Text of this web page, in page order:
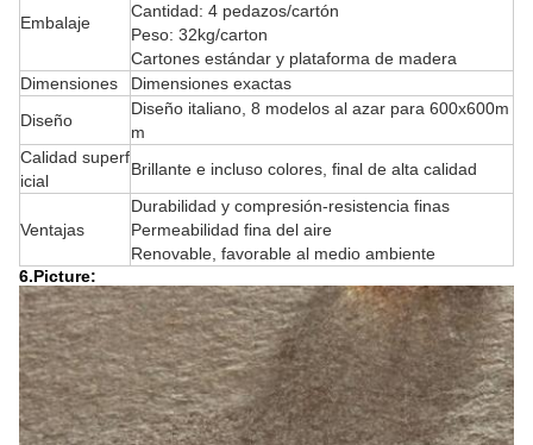
Embalaje
Cantidad: 4 pedazos/cartón
Peso: 32kg/carton
Cartones estándar y plataforma de madera
Dimensiones
Dimensiones exactas
Diseño
Diseño italiano, 8 modelos al azar para 600x600m
m
Calidad superf
icial
Brillante e incluso colores, final de alta calidad
Ventajas
Durabilidad y compresión-resistencia finas
Permeabilidad fina del aire
Renovable, favorable al medio ambiente
6.Picture: